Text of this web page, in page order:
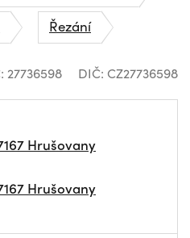
Řezání
27736598 DIČ: CZ27736598
Hrušovany
Hrušovany